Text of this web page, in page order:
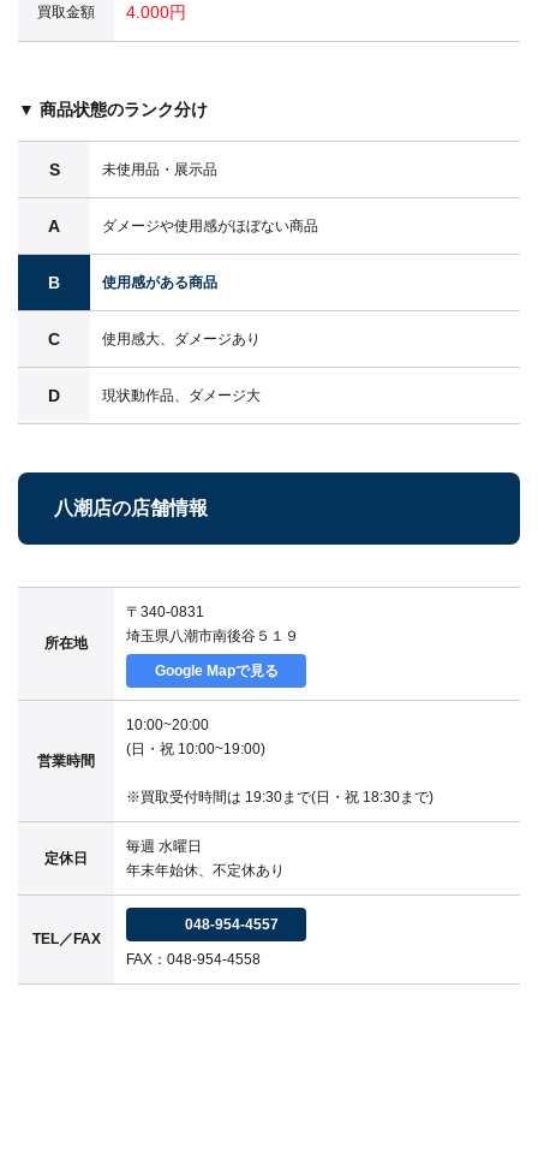
買取金額 4.000円
▼ 商品状態のランク分け
S 未使用品・展示品
A ダメージや使用感がほぼない商品
B 使用感がある商品
C 使用感大、ダメージあり
D 現状動作品、ダメージ大
八潮店の店舗情報
所在地
〒340-0831
埼玉県八潮市南後谷５１９
Google Mapで見る
営業時間
10:00~20:00
(日・祝 10:00~19:00)
※買取受付時間は 19:30まで(日・祝 18:30まで)
定休日
毎週 水曜日
年末年始休、不定休あり
TEL／FAX
048-954-4557
FAX：048-954-4558